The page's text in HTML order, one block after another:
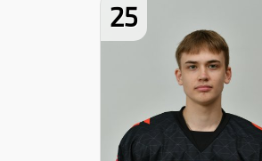
25
Рост:
183
Вес:
79
Хват клюшки: